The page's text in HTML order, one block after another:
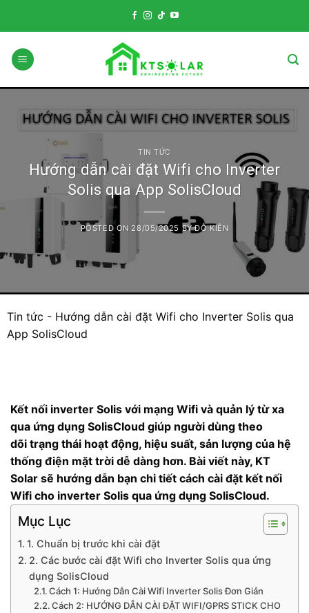
TIN TỨC
Hướng dẫn cài đặt Wifi cho Inverter
Solis qua App SolisCloud
POSTED ON 28/05/2025 BYĐỖ KIÊN
Tin tức - Hướng dẫn cài đặt Wifi cho Inverter Solis qua
App SolisCloud
Kết nối inverter Solis với mạng Wifi và quản lý từ xa
qua ứng dụng SolisCloud giúp người dùng theo
dõi trạng thái hoạt động, hiệu suất, sản lượng của hệ
thống điện mặt trời dễ dàng hơn. Bài viết này, KT
Solar sẽ hướng dẫn bạn chi tiết cách cài đặt kết nối
Wifi cho inverter Solis qua ứng dụng SolisCloud.
Mục Lục
1. Chuẩn bị trước khi cài đặt
2. Các bước cài đặt Wifi cho Inverter Solis qua ứng
dụng SolisCloud
Cách 1: Hướng Dẫn Cài Wifi Inverter Solis Đơn Giản
Cách 2: HƯỚNG DẪN CÀI ĐẶT WIFI/GPRS STICK CHO